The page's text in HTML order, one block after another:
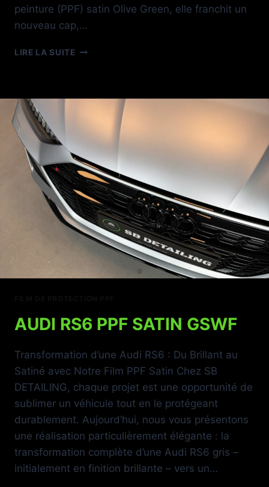
peinture (PPF) satin Olive Green, elle franchit un
nouveau cap,…
LIRE LA SUITEHURACAN
AUDI RS6 PPF SATIN GSWF
Transformation d’une Audi RS6 : Du Brillant au
Satiné avec Notre Film PPF Satin Chez SB
DETAILING, chaque projet est une opportunité de
sublimer un véhicule tout en le protégeant
durablement. Aujourd’hui, nous vous présentons
une réalisation particulièrement élégante : la
transformation complète d’une Audi RS6 gris –
initialement en finition brillante – vers un…